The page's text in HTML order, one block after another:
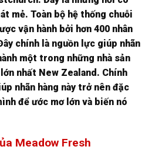
mẻ. Toàn bộ hệ thống chuỗi
vận hành bởi hơn 400 nhân
chính là nguồn lực giúp nhãn
một trong những nhà sản
nhất New Zealand. Chính
nhãn hàng này trở nên đặc
để ước mơ lớn và biến nó
Meadow Fresh